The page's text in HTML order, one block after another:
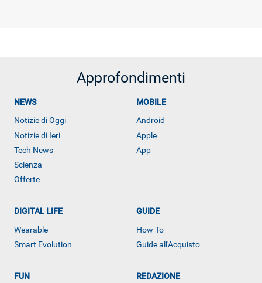
ALTRO
Approfondimenti
NEWS
Notizie di Oggi
Notizie di Ieri
Tech News
Scienza
Offerte
MOBILE
Android
Apple
App
DIGITAL LIFE
Wearable
Smart Evolution
GUIDE
How To
Guide all'Acquisto
FUN
REDAZIONE